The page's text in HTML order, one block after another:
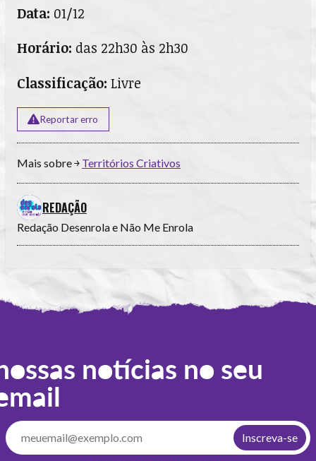
Data: 01/12
Horário: das 22h30 às 2h30
Classificação: Livre
Reportar erro
Mais sobre ￫ Territórios Criativos
REDAÇÃO
Redação Desenrola e Não Me Enrola
notícias no seu